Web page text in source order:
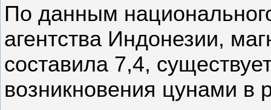
По данным
агентства Индонезии,
составила 7,4,
возникновения цунами в